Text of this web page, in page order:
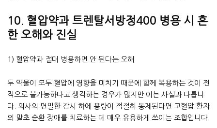
10. 혈압약과 트렌탈서방정400 병용 시 흔
한 오해와 진실
1) 혈압약과 절대 병용하면 안 된다는 오해
두 약물이 모두 혈압에 영향을 미치기 때문에 함께 복용하는 것이 전
적으로 불가능하다고 생각하는 경우가 많지만 이는 사실과 다릅니
다. 의사의 면밀한 감시 하에 용량이 적절히 통제된다면 고혈압 환자
의 말초 순환 장애를 치료하는 데 매우 유용하게 쓰이는 조합입니다.